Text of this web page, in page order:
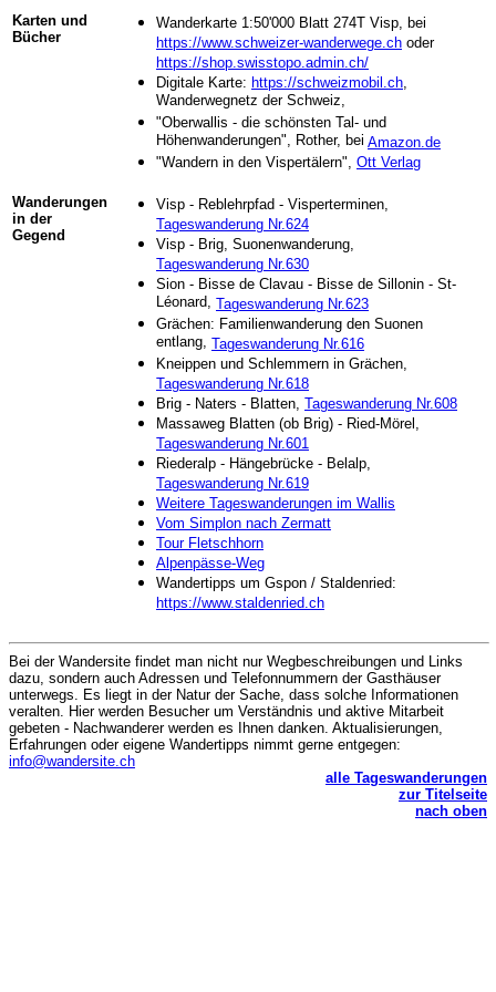
Karten und
Bücher
Wanderkarte 1:50'000 Blatt 274T Visp, bei
https://www.schweizer-wanderwege.ch oder
https://shop.swisstopo.admin.ch/
Digitale Karte: https://schweizmobil.ch,
Wanderwegnetz der Schweiz,
"Oberwallis - die schönsten Tal- und
Höhenwanderungen", Rother, bei Amazon.de
"Wandern in den Vispertälern", Ott Verlag
Wanderungen
in der
Gegend
Visp - Reblehrpfad - Visperterminen,
Tageswanderung Nr.624
Visp - Brig, Suonenwanderung,
Tageswanderung Nr.630
Sion - Bisse de Clavau - Bisse de Sillonin - St-
Léonard, Tageswanderung Nr.623
Grächen: Familienwanderung den Suonen
entlang, Tageswanderung Nr.616
Kneippen und Schlemmern in Grächen,
Tageswanderung Nr.618
Brig - Naters - Blatten, Tageswanderung Nr.608
Massaweg Blatten (ob Brig) - Ried-Mörel,
Tageswanderung Nr.601
Riederalp - Hängebrücke - Belalp,
Tageswanderung Nr.619
Weitere Tageswanderungen im Wallis
Vom Simplon nach Zermatt
Tour Fletschhorn
Alpenpässe-Weg
Wandertipps um Gspon / Staldenried:
https://www.staldenried.ch
Bei der Wandersite findet man nicht nur Wegbeschreibungen und Links
dazu, sondern auch Adressen und Telefonnummern der Gasthäuser
unterwegs. Es liegt in der Natur der Sache, dass solche Informationen
veralten. Hier werden Besucher um Verständnis und aktive Mitarbeit
gebeten - Nachwanderer werden es Ihnen danken. Aktualisierungen,
Erfahrungen oder eigene Wandertipps nimmt gerne entgegen:
info@wandersite.ch
alle Tageswanderungen
zur Titelseite
nach oben